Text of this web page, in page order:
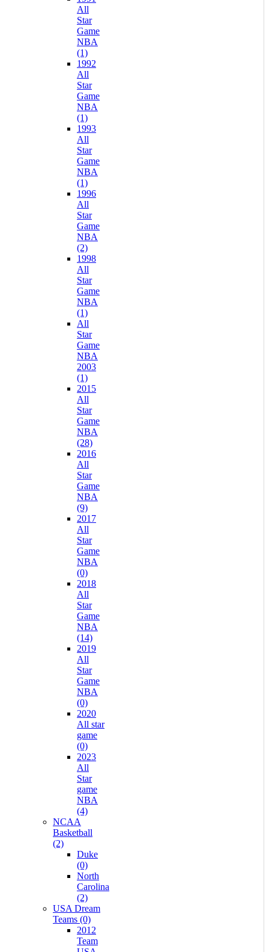
All
Star
Game
NBA
(1)
1992
All
Star
Game
NBA
(1)
1993
All
Star
Game
NBA
(1)
1996
All
Star
Game
NBA
(2)
1998
All
Star
Game
NBA
(1)
All
Star
Game
NBA
2003
(1)
2015
All
Star
Game
NBA
(28)
2016
All
Star
Game
NBA
(9)
2017
All
Star
Game
NBA
(0)
2018
All
Star
Game
NBA
(14)
2019
All
Star
Game
NBA
(0)
2020
All star
game
(0)
2023
All
Star
game
NBA
(4)
NCAA
Basketball
(2)
Duke
(0)
North
Carolina
(2)
USA Dream
Teams (0)
2012
Team